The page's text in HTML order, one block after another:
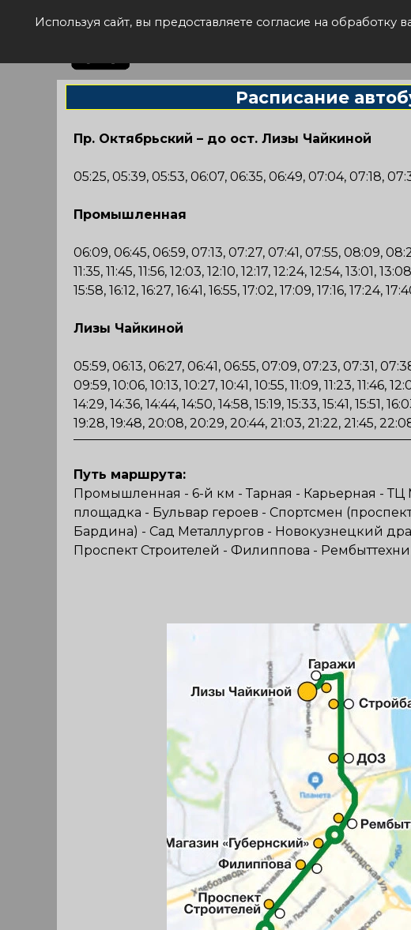
Используя сайт, вы предоставляете согласие на
Расписание
Пр. Октябрьский – до ост. Лизы Чайкиной
05:25, 05:39, 05:53, 06:07, 06:35, 06:49, 07:04, 07:18,
Промышленная
06:09, 06:45, 06:59, 07:13, 07:27, 07:41, 07:55, 08:09,
11:35, 11:45, 11:56, 12:03, 12:10, 12:17, 12:24, 12:54, 13:01,
15:58, 16:12, 16:27, 16:41, 16:55, 17:02, 17:09, 17:16, 17:24,
Лизы Чайкиной
05:59, 06:13, 06:27, 06:41, 06:55, 07:09, 07:23, 07:31,
09:59, 10:06, 10:13, 10:27, 10:41, 10:55, 11:09, 11:23, 11:46,
14:29, 14:36, 14:44, 14:50, 14:58, 15:19, 15:33, 15:41, 15:51,
19:28, 19:48, 20:08, 20:29, 20:44, 21:03, 21:22, 21:45,
Путь маршрута:
Промышленная - 6-й км - Тарная - Карьерная - ТЦ
площадка - Бульвар героев - Спортсмен
Бардина) - Сад Металлургов - Новокузнецкий
Проспект Строителей - Филиппова -